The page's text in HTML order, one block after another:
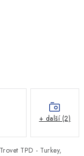
TPD - Turkey,
+ další (2)